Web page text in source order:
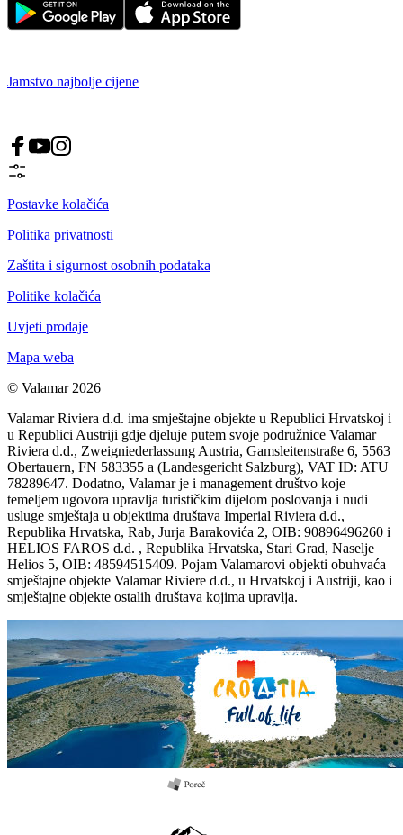
Jamstvo najbolje cijene
Postavke kolačića
Politika privatnosti
Zaštita i sigurnost osobnih podataka
Politike kolačića
Uvjeti prodaje
Mapa weba
© Valamar 2026
Valamar Riviera d.d. ima smještajne objekte u Republici Hrvatskoj i
u Republici Austriji gdje djeluje putem svoje podružnice Valamar
Riviera d.d., Zweigniederlassung Austria, Gamsleitenstraße 6, 5563
Obertauern, FN 583355 a (Landesgericht Salzburg), VAT ID: ATU
78289647. Dodatno, Valamar je i management društvo koje
temeljem ugovora upravlja turističkim dijelom poslovanja i nudi
usluge smještaja u objektima društava Imperial Riviera d.d.,
Republika Hrvatska, Rab, Jurja Barakovića 2, OIB: 90896496260 i
HELIOS FAROS d.d. , Republika Hrvatska, Stari Grad, Naselje
Helios 5, OIB: 48594515409. Pojam Valamarovi objekti obuhvaća
smještajne objekte Valamar Riviere d.d., u Hrvatskoj i Austriji, kao i
smještajne objekte ostalih društava kojima upravlja.